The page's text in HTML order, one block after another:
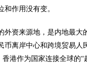
作用没有变。
外资来源地，是内地最大
币离岸中心和跨境贸易人
港作为国家连接全球的